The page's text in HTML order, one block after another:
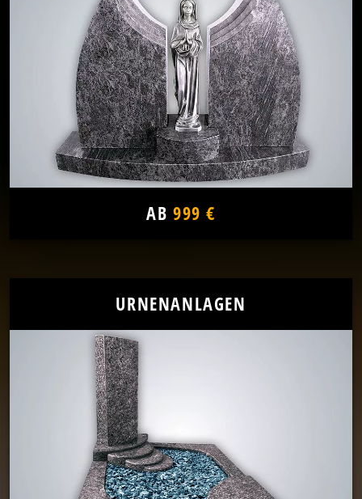
AB 999 €
URNENANLAGEN